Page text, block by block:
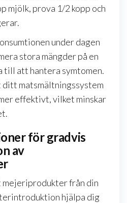
mjölk, prova 1/2 kopp och
under dagen
stora mängder på en
till att hantera symtomen.
ditt matsmältningssystem
effektivt, vilket minskar
för gradvis
av
mejeriprodukter från din
hjälpa dig